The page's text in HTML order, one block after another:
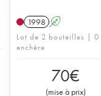
1998 A
Lot de 2 bouteilles | 0
enchère
70€
(mise à prix)